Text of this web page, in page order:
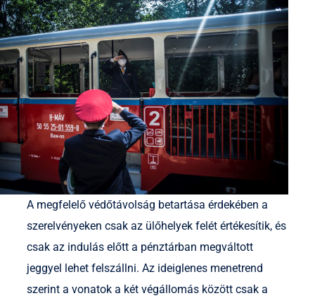
A megfelelő védőtávolság betartása érdekében a
szerelvényeken csak az ülőhelyek felét értékesítik, és
csak az indulás előtt a pénztárban megváltott
jeggyel lehet felszállni. Az ideiglenes menetrend
szerint a vonatok a két végállomás között csak a